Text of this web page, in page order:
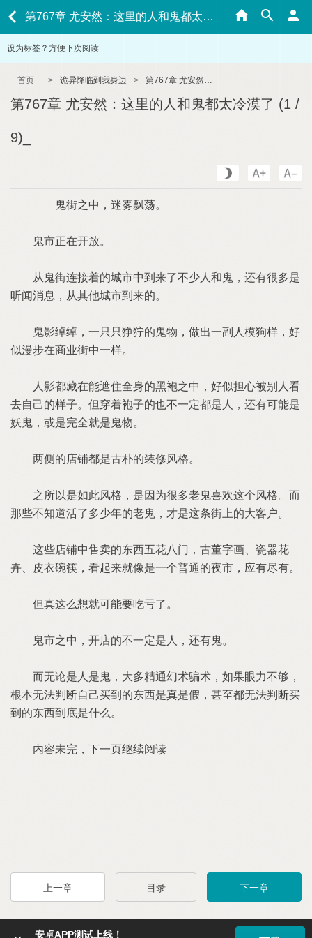
第767章 尤安然：这里的人和鬼都太冷漠了 (1 / 9)_
设为标签？方便下次阅读
首页 > 诡异降临到我身边 > 第767章 尤安然：这里的人和鬼都太冷漠了 (1 / 9)_
第767章 尤安然：这里的人和鬼都太冷漠了 (1 /
9)_
鬼街之中，迷雾飘荡。
鬼市正在开放。
从鬼街连接着的城市中到来了不少人和鬼，还有很多是
听闻消息，从其他城市到来的。
鬼影绰绰，一只只狰狞的鬼物，做出一副人模狗样，好
似漫步在商业街中一样。
人影都藏在能遮住全身的黑袍之中，好似担心被别人看
去自己的样子。但穿着袍子的也不一定都是人，还有可能是
妖鬼，或是完全就是鬼物。
两侧的店铺都是古朴的装修风格。
之所以是如此风格，是因为很多老鬼喜欢这个风格。而
那些不知道活了多少年的老鬼，才是这条街上的大客户。
这些店铺中售卖的东西五花八门，古董字画、瓷器花
卉、皮衣碗筷，看起来就像是一个普通的夜市，应有尽有。
但真这么想就可能要吃亏了。
鬼市之中，开店的不一定是人，还有鬼。
而无论是人是鬼，大多精通幻术骗术，如果眼力不够，
根本无法判断自己买到的东西是真是假，甚至都无法判断买
到的东西到底是什么。
内容未完，下一页继续阅读
上一章 目录 下一章
安卓APP测试上线！